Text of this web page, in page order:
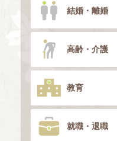
結婚・離婚
高齢・介護
教育
就職・退職